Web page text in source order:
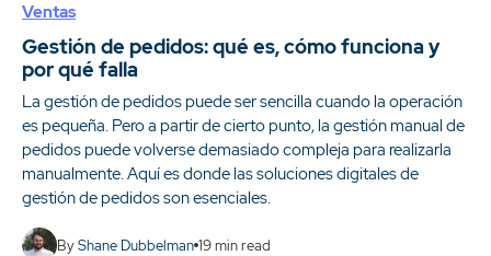
Ventas
Gestión de pedidos: qué es, cómo funciona y
por qué falla
La gestión de pedidos puede ser sencilla cuando la operación
es pequeña. Pero a partir de cierto punto, la gestión manual de
pedidos puede volverse demasiado compleja para realizarla
manualmente. Aquí es donde las soluciones digitales de
gestión de pedidos son esenciales.
ByShane Dubbelman 19min read